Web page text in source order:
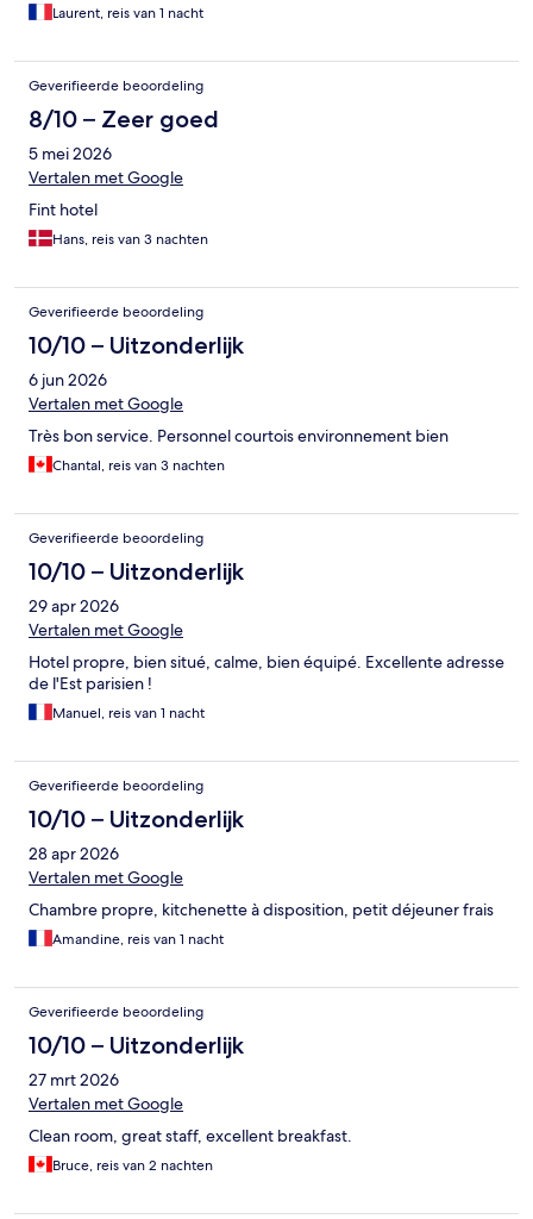
Laurent, reis van 1 nacht
Geverifieerde beoordeling
8/10 – Zeer goed
5 mei 2026
Vertalen met Google
Fint hotel
Hans, reis van 3 nachten
Geverifieerde beoordeling
10/10 – Uitzonderlijk
6 jun 2026
Vertalen met Google
Très bon service. Personnel courtois environnement bien
Chantal, reis van 3 nachten
Geverifieerde beoordeling
10/10 – Uitzonderlijk
29 apr 2026
Vertalen met Google
Hotel propre, bien situé, calme, bien équipé. Excellente adresse
de l'Est parisien !
Manuel, reis van 1 nacht
Geverifieerde beoordeling
10/10 – Uitzonderlijk
28 apr 2026
Vertalen met Google
Chambre propre, kitchenette à disposition, petit déjeuner frais
Amandine, reis van 1 nacht
Geverifieerde beoordeling
10/10 – Uitzonderlijk
27 mrt 2026
Vertalen met Google
Clean room, great staff, excellent breakfast.
Bruce, reis van 2 nachten